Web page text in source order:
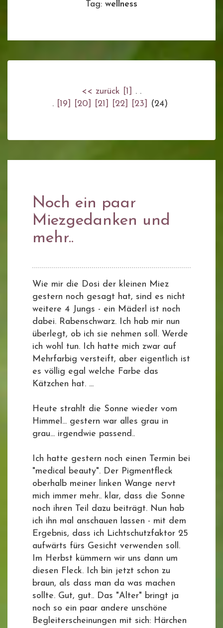
Tag: wellness
<< zurück [1]
. .
.
[19] [20] [21] [22] [23] (24)
Noch ein paar
Miezgedanken und
mehr..
Wie mir die Dosi der kleinen Miez
gestern noch gesagt hat, sind es nicht
weitere 4 Jungs - ein Mäderl ist noch
dabei. Rabenschwarz. Ich hab mir nun
überlegt, ob ich sie nehmen soll. Werde
ich wohl tun. Ich hatte mich zwar auf
Mehrfarbig versteift, aber eigentlich ist
es völlig egal welche Farbe das
Kätzchen hat. ...
Heute strahlt die Sonne wieder vom
Himmel... gestern war alles grau in
grau... irgendwie passend..
Ich hatte gestern noch einen Termin bei
"medical beauty". Der Pigmentfleck
oberhalb meiner linken Wange nervt
mich immer mehr.. klar, dass die Sonne
noch ihren Teil dazu beiträgt. Nun hab
ich ihn mal anschauen lassen - mit dem
Ergebnis, dass ich Lichtschutzfaktor 25
aufwärts fürs Gesicht verwenden soll.
Im Herbst kümmern wir uns dann um
diesen Fleck. Ich bin jetzt schon zu
braun, als dass man da was machen
sollte. Gut, gut.. Das "Alter" bringt ja
noch so ein paar andere unschöne
Begleiterscheinungen mit sich: Härchen